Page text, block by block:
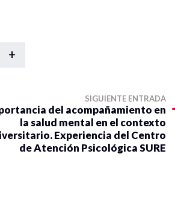
+
SIGUIENTE ENTRADA
del acompañamiento en
la salud mental en el contexto
Experiencia del Centro
de Atención Psicológica SURE